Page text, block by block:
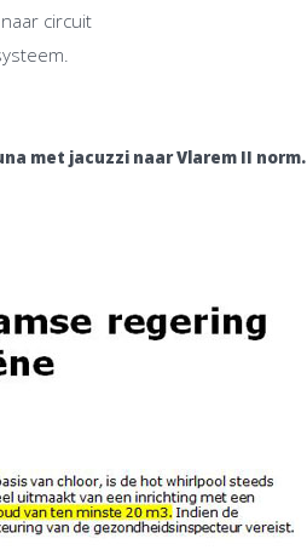
circuit
met jacuzzi naar Vlarem II norm.